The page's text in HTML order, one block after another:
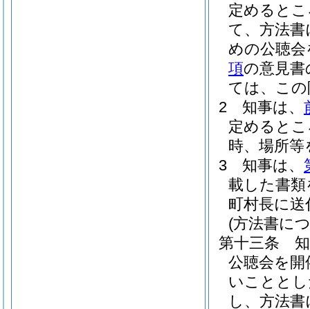
定めると
て、方法
めの公聴
項の意見
ては、こ
2
知事は、
定めると
時、場所
3
知事は、
載した書
町村長に
(方法書に
第十三条
公聴会を
いことと
し、方法